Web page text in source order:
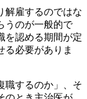
解雇するのではな
うのが一般的で
を認める期間が定
る必要がありま
職するのか」、そ